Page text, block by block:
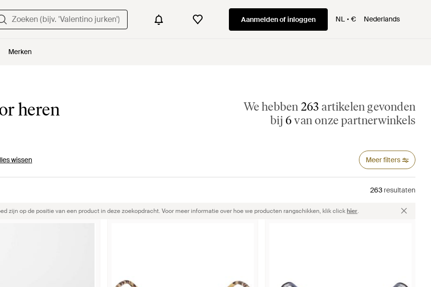
Aanmelden of inloggen NL € Nederlands
Merken
heren We hebben 263 artikelen gevonden
bij 6 van onze partnerwinkels
wissen Meer filters
263 resultaten
zijn op de positie van een product in deze zoekopdracht. Voor meer informatie over hoe we producten rangschikken, klik clickhier.